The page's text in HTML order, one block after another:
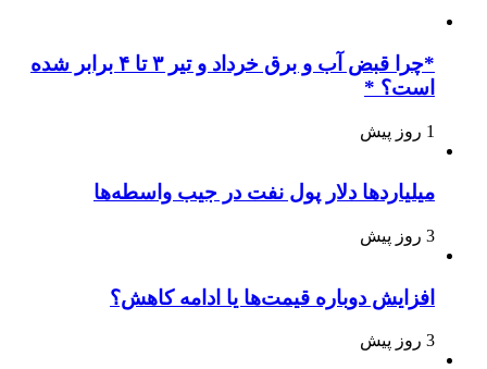
*چرا قبض آب و برق خرداد و تیر ۳ تا ۴ برابر شده
است؟ *
1 روز پیش
میلیاردها دلار پول نفت در جیب واسطه‌ها
3 روز پیش
افزایش دوباره قیمت‌ها یا ادامه کاهش؟
3 روز پیش